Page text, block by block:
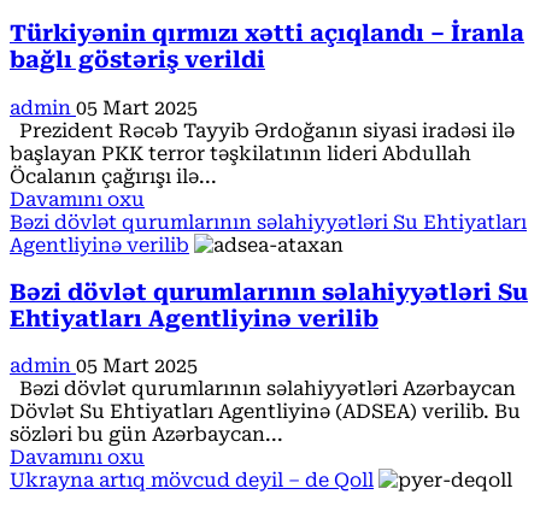
yağ
niyə
bahalaşır?
Türkiyənin qırmızı xətti açıqlandı – İranla
bağlı göstəriş verildi
admin 05 Mart 2025
Prezident Rəcəb Tayyib Ərdoğanın siyasi iradəsi ilə
başlayan PKK terror təşkilatının lideri Abdullah
Öcalanın çağırışı ilə...
Davamını oxu
more
about
qırmızı
xətti
açıqlandı
–
İranla
bağlı
göstəriş
verildi
Bəzi dövlət qurumlarının səlahiyyətləri Su Ehtiyatları
Agentliyinə verilib
Bəzi dövlət qurumlarının səlahiyyətləri Su
Ehtiyatları Agentliyinə verilib
admin 05 Mart 2025
Bəzi dövlət qurumlarının səlahiyyətləri Azərbaycan
Dövlət Su Ehtiyatları Agentliyinə (ADSEA) verilib. Bu
sözləri bu gün Azərbaycan...
Davamını oxu
more
Ukrayna artıq mövcud deyil – de Qoll